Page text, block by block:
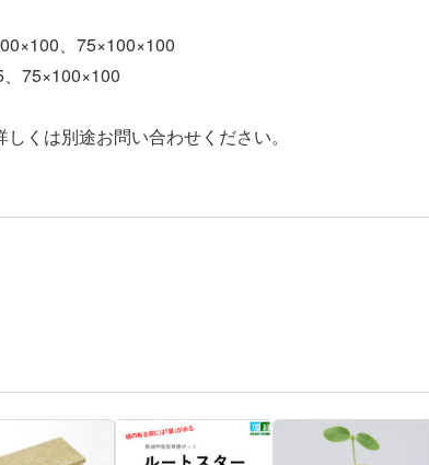
、75×100×100
75×100×100
くは別途お問い合わせください。